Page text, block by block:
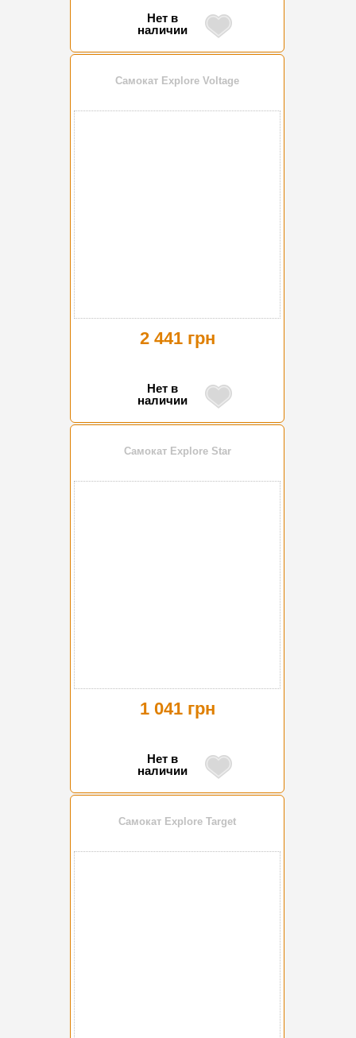
Нет в
наличии
Самокат Explore Voltage
2 441 грн
Нет в
наличии
Самокат Explore Star
1 041 грн
Нет в
наличии
Самокат Explore Target